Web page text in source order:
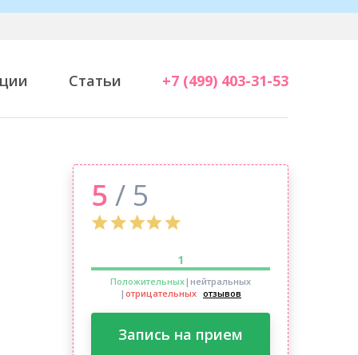
Статьи +7 (499) 403-31-53
5 / 5
1
Положительных|нейтральных
| отрицательных отзывов
Запись на прием